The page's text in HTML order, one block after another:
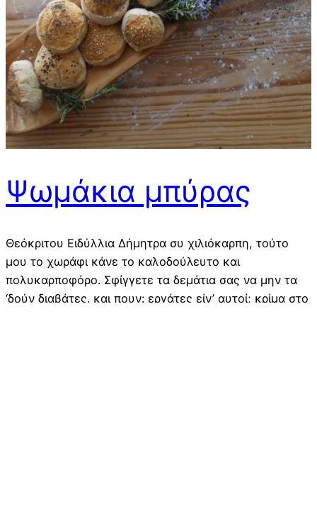
Ψωμάκια μπύρας
Θεόκριτου Ειδύλλια Δήμητρα συ χιλιόκαρπη, τούτο
μου το χωράφι κάνε το καλοδούλευτο και
πολυκαρποφόρο. Σφίγγετε τα δεμάτια σας να μην τα
‘δούν διαβάτες. και πουν: εργάτες είν’ αυτοί; κρίμα στο